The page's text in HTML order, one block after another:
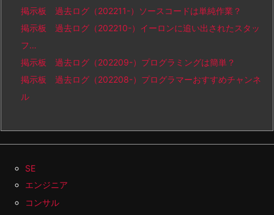
掲示板 過去ログ（202211-）ソースコードは単純作業？
掲示板 過去ログ（202210-）イーロンに追い出されたスタッ
フ…
掲示板 過去ログ（202209-）プログラミングは簡単？
掲示板 過去ログ（202208-）プログラマーおすすめチャンネ
ル
SE
エンジニア
コンサル